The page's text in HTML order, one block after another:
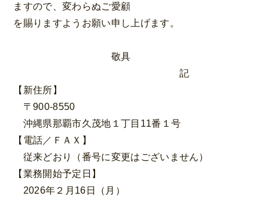
ますので、変わらぬご愛顧
を賜りますようお願い申し上げます。
敬具
記
【新住所】
〒900-8550
沖縄県那覇市久茂地１丁目11番１号
【電話／ＦＡＸ】
従来どおり（番号に変更はございません）
【業務開始予定日】
2026年２月16日（月）